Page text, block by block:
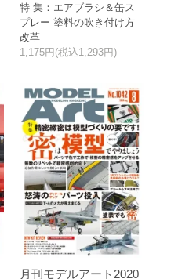
特 集：エアブラシ＆缶ス
プレー 塗料の吹き付け方
改革
1,175円(税込1,293円)
月刊モデルアート2020